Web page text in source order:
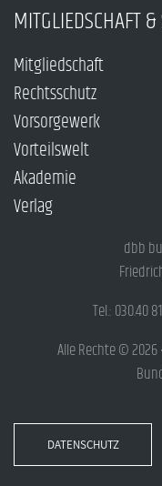
MITGLIEDSCHAFT
Mitgliedschaft
Rechtsschutz
Vorsorgewerk
Vorteilswelt
Akademie
Verlag
dbb
Tel.: 030.40
Alle Rechte ©
DATENSCHUTZ